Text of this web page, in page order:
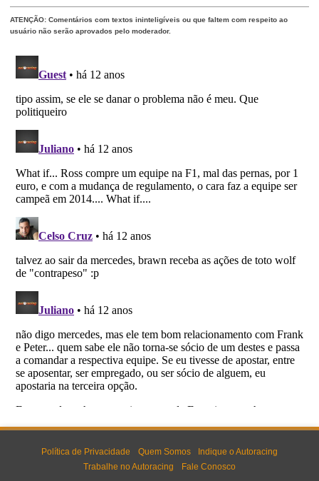
ATENÇÃO: Comentários com textos ininteligíveis ou que faltem com respeito ao
usuário não serão aprovados pelo moderador.
Política de Privacidade Quem Somos
Indique o Autoracing
Trabalhe no Autoracing
Fale Conosco